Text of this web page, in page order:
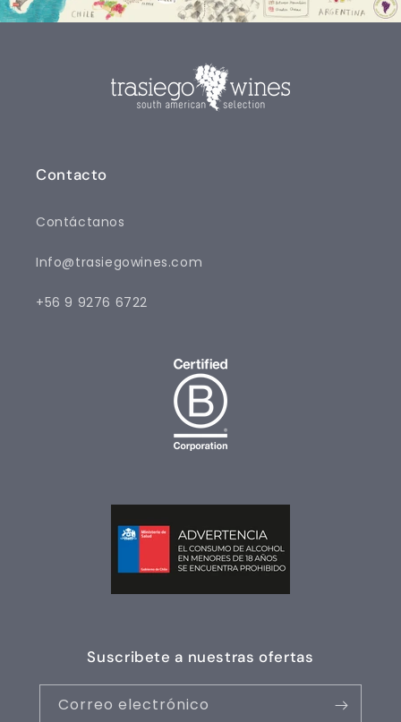
Contacto
Contáctanos
Info@trasiegowines.com
‪+56 9 9276 6722‬
Suscribete a nuestras ofertas
Correo electrónico